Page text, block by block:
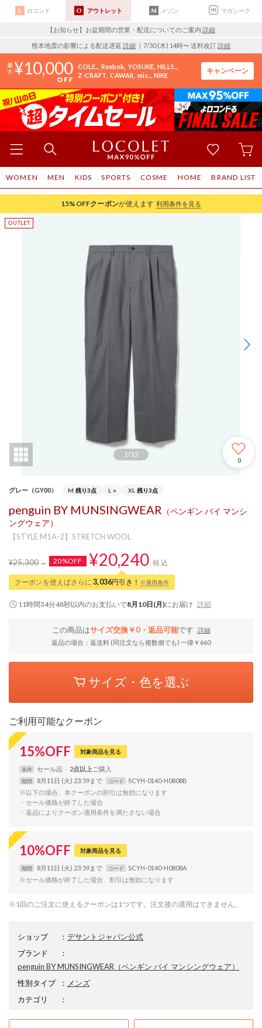
ロコンド アウトレット メゾン マガシーク
【お知らせ】お盆期間の営業・配送についてのご案内 詳細
熊本地震の影響による配送遅延 詳細 ｜7/30 (木) 14時〜 送料改訂詳細
10,000 COLE.. Reebok YOSUKE HILLS..
Z-CRAFT CAWAII mis.. NIKE
キャンペーン
WOMEN MEN KIDS SPORTS COSME HOME BRAND LIST
15%OFFクーポンが使えます 利用条件を見る
1/13
0
グレー（GY00） M 残り3点 L ○ XL 残り3点
penguin BY MUNSINGWEAR
（ペンギン バイ マンシ
ングウェア）
【STYLE M1A-2】STRETCH WOOL
¥25,300 20%OFF ¥20,240 税込
クーポンを使えばさらに 3,036円引き！ ※適用条件
11時間34分47秒以内のお支払いで8月10日(月)にお届け 詳細
この商品はサイズ交換￥0・返品可能です
詳細
返品の場合：返送料 (同注文なら複数個でも) 一律￥660
サイズ・色を選ぶ
ご利用可能なクーポン
15%OFF 対象商品を見る
条件 セール品 2点以上
期間 8月11日 (火) 23:59まで コード
SCYH-0140-H0808B
※以下の場合、本クーポンの割引は無効になります
・セール価格が終了した場合
・返品によりクーポン適用条件を満たさない場合
10%OFF 対象商品を見る
期間 8月11日 (火) 23:59まで コード
SCYH-0140-H0808A
※セール価格が終了した場合、割引は無効になります
※1回のご注文に使えるクーポンは1つです。注文後の適用はできません。
ショップ ： デサントジャパン公式
ブランド
：
penguin BY MUNSINGWEAR （ペンギン バイ マンシングウェア）
性別タイプ
： メンズ
カテゴリ
：